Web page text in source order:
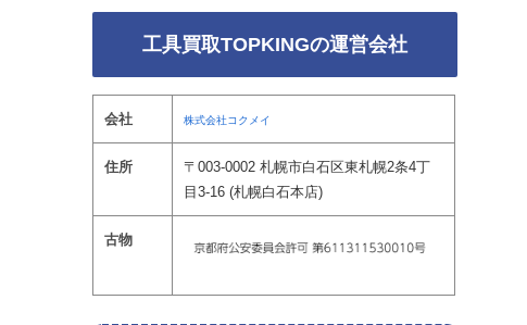
工具買取TOPKINGの運営会社
会社 株式会社コクメイ
住所
〒003-0002 札幌市白石区東札幌2条4丁
目3-16 (札幌白石本店)
古物